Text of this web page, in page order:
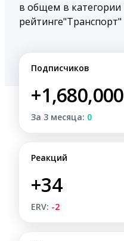
в общем
рейтинге
в категории
"Транспорт"
Подписчиков
+1,680,000
За 3 месяца: 0
Реакций
+34
ERV: -2